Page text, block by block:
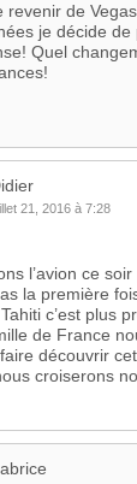
revenir de
je décide
Quel
21, 2016 à 7:28
l’avion ce
la première
c’est plus
de France
découvrir
croiserons